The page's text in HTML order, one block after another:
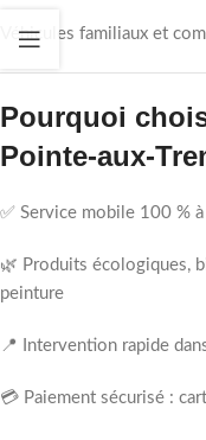
Véhicules familiaux et
Pourquoi
Pointe-aux-
✅ Service mobile 100 %
🌿 Produits écologiques,
peinture
📍 Intervention rapide
💳 Paiement sécurisé :